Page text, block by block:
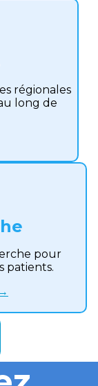
régionales
long de
pour
patients.